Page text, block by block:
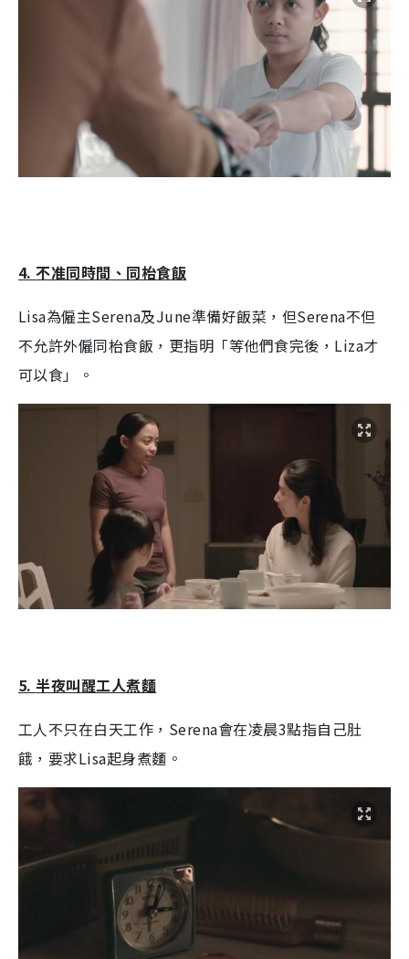
4.不准同時間、同枱食飯
Lisa為僱主Serena及June準備好飯菜，但Serena不但
不允許外僱同枱食飯，更指明「等他們食完後， Liza才
可以食」。
5.半夜叫醒工人煮麵
工人不只在白天工作， Serena會在凌晨3點指自己肚
餓，要求Lisa起身煮麵。